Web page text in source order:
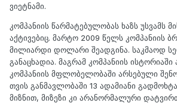
ვიეტნამი.
კომპანიის წარმატებულობას ხაზს უსვამს
აქტივებიც. მარტო 2009 წელს კომპანიის
მილიარდი დოლარი შეადგინა. საკმაოდ
განაცხადია. მაგრამ კომპანიის ისტორიაში
კომპანიის მფლობელობაში არსებული
თვის განმავლობაში 13 ადამიანი
მიზნით, მიზეზი კი არანორმალური